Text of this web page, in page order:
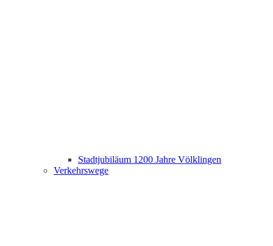
Stadtjubiläum 1200 Jahre Völklingen
Verkehrswege